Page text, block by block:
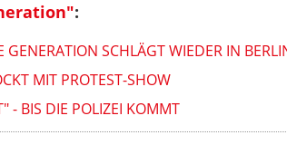
:
GENERATION SCHLÄGT WIEDER IN
MIT PROTEST-SHOW
- BIS DIE POLIZEI KOMMT